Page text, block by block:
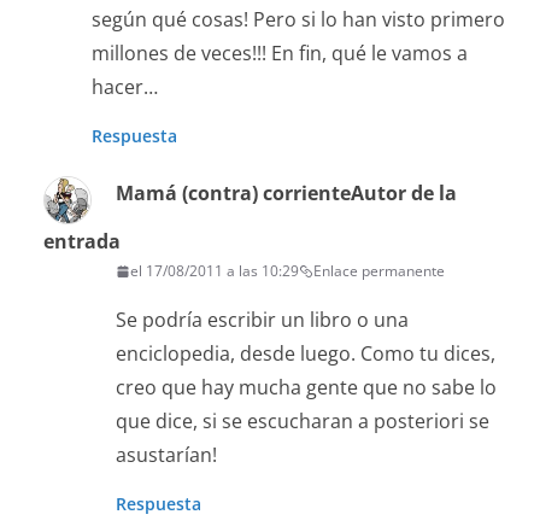
según qué cosas! Pero si lo han visto primero
millones de veces!!! En fin, qué le vamos a
hacer…
Respuesta
Mamá (contra) corrienteAutor de la
entrada
el 17/08/2011 a las 10:29 Enlace permanente
Se podría escribir un libro o una
enciclopedia, desde luego. Como tu dices,
creo que hay mucha gente que no sabe lo
que dice, si se escucharan a posteriori se
asustarían!
Respuesta